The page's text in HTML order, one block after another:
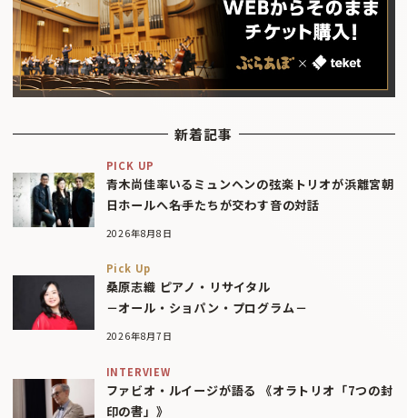
新着記事
PICK UP
青木尚佳率いるミュンヘンの弦楽トリオが浜離宮朝
日ホールへ――名手たちが交わす音の対話
2026年8月8日
Pick Up
桑原志織 ピアノ・リサイタル
－オール・ショパン・プログラム－
2026年8月7日
INTERVIEW
ファビオ・ルイージが語る 《オラトリオ「7つの封
印の書」》